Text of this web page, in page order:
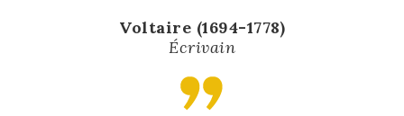
Voltaire (1694-1778)
Écrivain